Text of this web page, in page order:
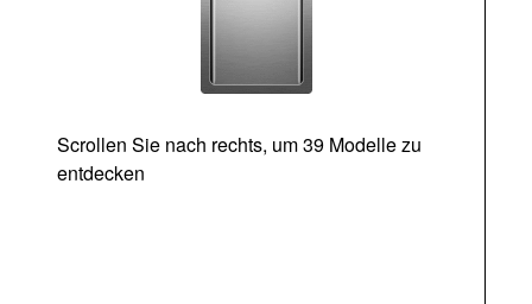
Scrollen Sie nach rechts, um 39 Modelle zu
entdecken